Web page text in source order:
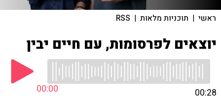
ראשי | תוכניות מלאות |
RSS
יוצאים לפרסומות, עם חיים יבין
00:00 00:28